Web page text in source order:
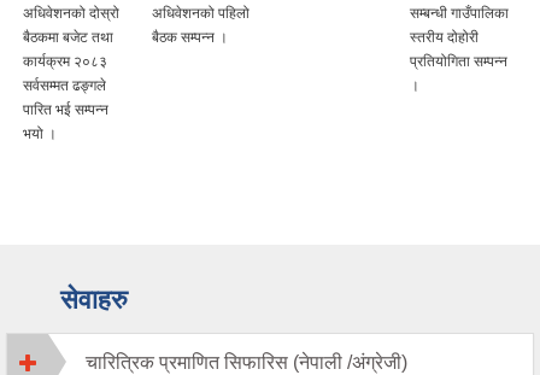
अधिवेशनको दोस्रो
बैठकमा बजेट तथा
कार्यक्रम २०८३
सर्वसम्मत ढङ्गले
पारित भई सम्पन्न
भयो ।
अधिवेशनको पहिलो
बैठक सम्पन्न ।
सम्बन्धी गाउँपालिका
स्तरीय दोहोरी
प्रतियोगिता सम्पन्न
।
सेवाहरु
चारित्रिक प्रमाणित सिफारिस (नेपाली /अंग्रेजी)